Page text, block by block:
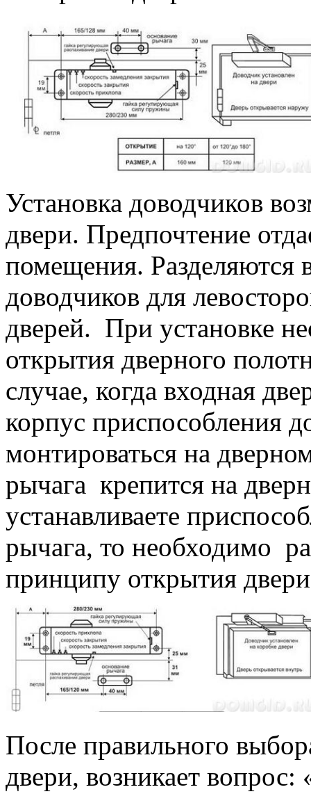
Установка доводчиков
двери. Предпочтение
помещения. Разделяются
доводчиков для
дверей. При установке
открытия дверного
случае, когда входная
корпус приспособления
монтироваться на
рычага крепится на
устанавливаете
рычага, то необходимо
принципу открытия
После правильного
двери, возникает